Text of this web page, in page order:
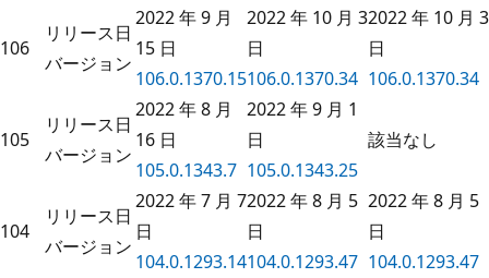
106
リリース日
バージョン
2022 年 9 月
15 日
106.0.1370.15
2022 年 10 月 3
日
106.0.1370.34
2022 年 10 月 3
日
106.0.1370.34
105
リリース日
バージョン
2022 年 8 月
16 日
105.0.1343.7
2022 年 9 月 1
日
105.0.1343.25
該当なし
104
リリース日
バージョン
2022 年 7 月 7
日
104.0.1293.14
2022 年 8 月 5
日
104.0.1293.47
2022 年 8 月 5
日
104.0.1293.47